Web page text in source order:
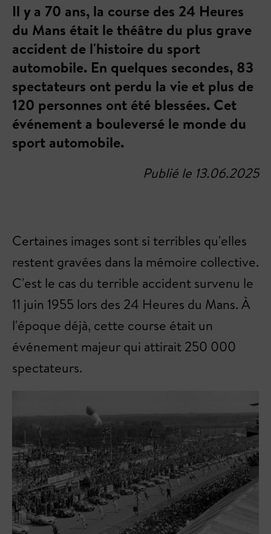
Il y a 70 ans, la course des 24 Heures
du Mans était le théâtre du plus grave
accident de l'histoire du sport
automobile. En quelques secondes, 83
spectateurs ont perdu la vie et plus de
120 personnes ont été blessées. Cet
événement a bouleversé le monde du
sport automobile.
Publié le 13.06.2025
Certaines images sont si terribles qu'elles
restent gravées dans la mémoire collective.
C'est le cas du terrible accident survenu le
11 juin 1955 lors des 24 Heures du Mans. À
l'époque déjà, cette course était un
événement majeur qui attirait 250 000
spectateurs.